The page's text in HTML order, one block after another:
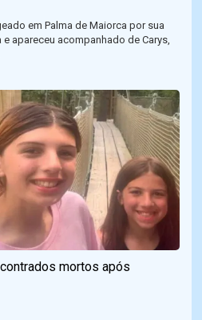
em Palma de Maiorca por sua
apareceu acompanhado de Carys,
mortos após